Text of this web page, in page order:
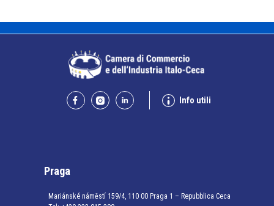
Info utili
Praga
Mariánské náměstí 159/4, 110 00 Praga 1 – Repubblica Ceca